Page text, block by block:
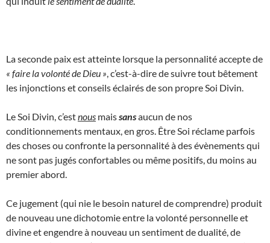
La seconde paix est atteinte lorsque la personnalité accepte de
« faire la volonté de Dieu » , c’est-à-dire de suivre tout bêtement
les injonctions et conseils éclairés de son propre Soi Divin.
Le Soi Divin, c’estnous maissansaucun de nos
conditionnements mentaux, en gros. Être Soi réclame parfois
des choses ou confronte la personnalité à des évènements qui
ne sont pas jugés confortables ou même positifs, du moins au
premier abord.
Ce jugement (qui nie le besoin naturel de comprendre) produit
de nouveau une dichotomie entre la volonté personnelle et
divine et engendre à nouveau un sentiment de dualité, de